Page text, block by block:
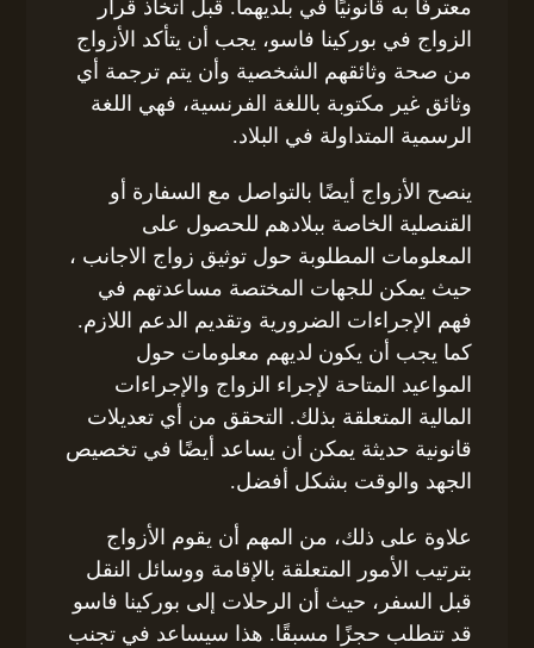
معترفًا به قانونيًا في بلديهما. قبل اتخاذ قرار
الزواج في بوركينا فاسو، يجب أن يتأكد الأزواج
من صحة وثائقهم الشخصية وأن يتم ترجمة أي
وثائق غير مكتوبة باللغة الفرنسية، فهي اللغة
الرسمية المتداولة في البلاد.
ينصح الأزواج أيضًا بالتواصل مع السفارة أو
القنصلية الخاصة ببلادهم للحصول على
المعلومات المطلوبة حول توثيق زواج الاجانب ،
حيث يمكن للجهات المختصة مساعدتهم في
فهم الإجراءات الضرورية وتقديم الدعم اللازم.
كما يجب أن يكون لديهم معلومات حول
المواعيد المتاحة لإجراء الزواج والإجراءات
المالية المتعلقة بذلك. التحقق من أي تعديلات
قانونية حديثة يمكن أن يساعد أيضًا في تخصيص
الجهد والوقت بشكل أفضل.
علاوة على ذلك، من المهم أن يقوم الأزواج
بترتيب الأمور المتعلقة بالإقامة ووسائل النقل
قبل السفر، حيث أن الرحلات إلى بوركينا فاسو
قد تتطلب حجزًا مسبقًا. هذا سيساعد في تجنب